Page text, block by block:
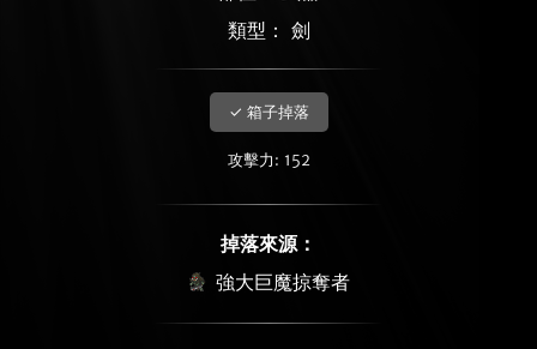
類型： 劍
✓ 箱子掉落
攻擊力: 152
掉落來源：
強大巨魔掠奪者